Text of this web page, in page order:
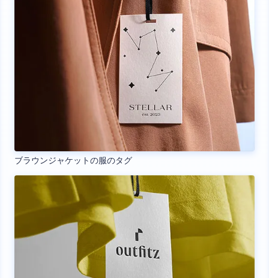
ブラウンジャケットの服のタグ